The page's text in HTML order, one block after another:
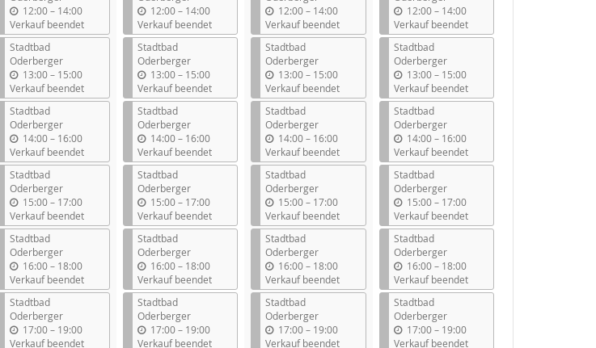
12:00–b
i
s
14:00
Verkauf beendet
Stadtbad
Oderberger
13:00–b
i
s
15:00
Verkauf beendet
Stadtbad
Oderberger
14:00–b
i
s
16:00
Verkauf beendet
Stadtbad
Oderberger
15:00–b
i
s
17:00
Verkauf beendet
Stadtbad
Oderberger
16:00–b
i
s
18:00
Verkauf beendet
Stadtbad
Oderberger
17:00–b
i
19:00
Verkauf beendet
12:00–b
i
s
14:00
Verkauf beendet
Stadtbad
Oderberger
13:00–b
i
s
15:00
Verkauf beendet
Stadtbad
Oderberger
14:00–b
i
s
16:00
Verkauf beendet
Stadtbad
Oderberger
15:00–b
i
s
17:00
Verkauf beendet
Stadtbad
Oderberger
16:00–b
i
s
18:00
Verkauf beendet
Stadtbad
Oderberger
17:00–b
i
19:00
Verkauf beendet
12:00 –b
i
s
14:00
Verkauf beendet
Stadtbad
Oderberger
13:00 –b
i
s
15:00
Verkauf beendet
Stadtbad
Oderberger
14:00 –b
i
s
16:00
Verkauf beendet
Stadtbad
Oderberger
15:00 –b
i
s
17:00
Verkauf beendet
Stadtbad
Oderberger
16:00 –b
i
s
18:00
Verkauf beendet
Stadtbad
Oderberger
17:00 –b
i
19:00
Verkauf beendet
12:00 –b
i
s
14:00
Verkauf beendet
Stadtbad
Oderberger
13:00 –b
i
s
15:00
Verkauf beendet
Stadtbad
Oderberger
14:00 –b
i
s
16:00
Verkauf beendet
Stadtbad
Oderberger
15:00 –b
i
s
17:00
Verkauf beendet
Stadtbad
Oderberger
16:00 –b
i
s
18:00
Verkauf beendet
Stadtbad
Oderberger
17:00 –b
i
19:00
Verkauf beendet